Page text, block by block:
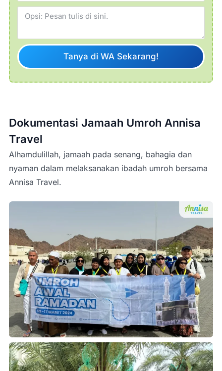
Tanya di WA Sekarang!
Dokumentasi Jamaah Umroh Annisa
Travel
Alhamdulillah, jamaah pada senang, bahagia dan
nyaman dalam melaksanakan ibadah umroh bersama
Annisa Travel.